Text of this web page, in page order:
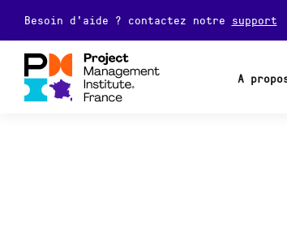
Besoin d'aide ? contactez notre support
A